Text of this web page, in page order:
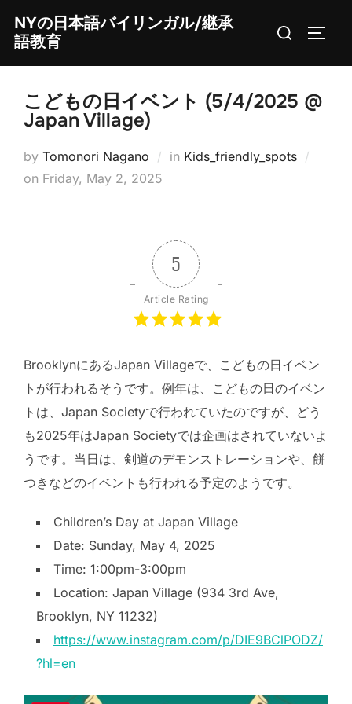
content
NYの日本語バイリンガル/継承
語教育
Search
こどもの日イベント (5/4/2025 @
Japan Village)
by Tomonori Nagano in Kids_friendly_spots
on Posted
Friday, May 2, 2025
5
Article Rating
BrooklynにあるJapan Villageで、こどもの日イベン
トが行われるそうです。例年は、こどもの日のイベン
トは、Japan Societyで行われていたのですが、どう
も2025年はJapan Societyでは企画はされていないよ
うです。当日は、剣道のデモンストレーションや、餅
つきなどのイベントも行われる予定のようです。
Children’s Day at Japan Village
Date: Sunday, May 4, 2025
Time: 1:00pm-3:00pm
Location: Japan Village (934 3rd Ave,
Brooklyn, NY 11232)
https://www.instagram.com/p/DIE9BClPODZ/
?hl=en